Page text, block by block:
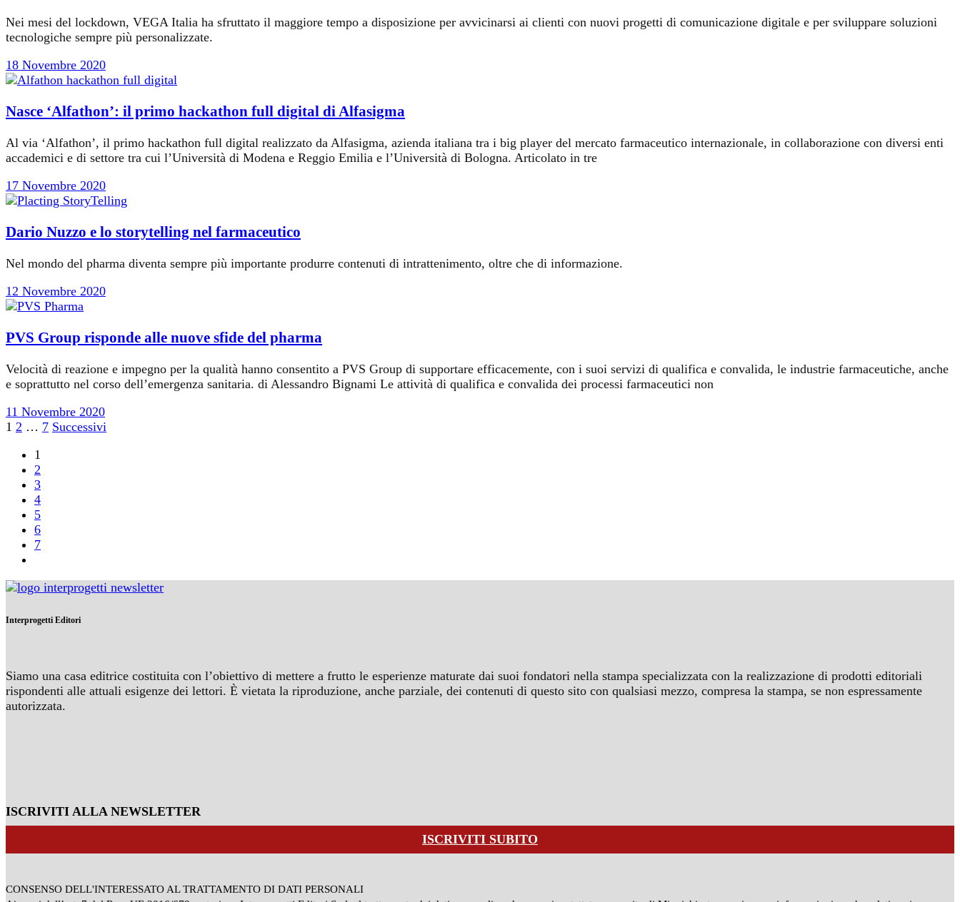
Nei mesi del lockdown, VEGA Italia ha sfruttato il maggiore tempo a disposizione per avvicinarsi ai clienti con nuovi progetti di comunicazione digitale e per sviluppare soluzioni
tecnologiche sempre più personalizzate.
18 Novembre 2020
Nasce ‘Alfathon’: il primo hackathon full digital di Alfasigma
Al via ‘Alfathon’, il primo hackathon full digital realizzato da Alfasigma, azienda italiana tra i big player del mercato farmaceutico internazionale, in collaborazione con diversi enti
accademici e di settore tra cui l’Università di Modena e Reggio Emilia e l’Università di Bologna. Articolato in tre
17 Novembre 2020
Dario Nuzzo e lo storytelling nel farmaceutico
Nel mondo del pharma diventa sempre più importante produrre contenuti di intrattenimento, oltre che di informazione.
12 Novembre 2020
PVS Group risponde alle nuove sfide del pharma
Velocità di reazione e impegno per la qualità hanno consentito a PVS Group di supportare efficacemente, con i suoi servizi di qualifica e convalida, le industrie farmaceutiche, anche
e soprattutto nel corso dell’emergenza sanitaria. di Alessandro Bignami Le attività di qualifica e convalida dei processi farmaceutici non
11 Novembre 2020
Paginazione
degli
articoli
1 2 … 7 Successivi
1
2
3
4
5
6
7
Interprogetti Editori
Siamo una casa editrice costituita con l’obiettivo di mettere a frutto le esperienze maturate dai suoi fondatori nella stampa specializzata con la realizzazione di prodotti editoriali
rispondenti alle attuali esigenze dei lettori. È vietata la riproduzione, anche parziale, dei contenuti di questo sito con qualsiasi mezzo, compresa la stampa, se non espressamente
autorizzata.
ISCRIVITI ALLA NEWSLETTER
ISCRIVITI SUBITO
CONSENSO DELL'INTERESSATO AL TRATTAMENTO DI DATI PERSONALI